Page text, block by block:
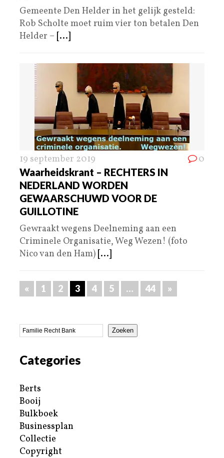
Gemeente Den Helder in het gelijk gesteld:
Rob Scholte moet ruim vier ton betalen Den
Helder – [...]
19 september 2019 0
Waarheidskrant – RECHTERS IN
NEDERLAND WORDEN
GEWAARSCHUWD VOOR DE
GUILLOTINE
Gewraakt wegens Deelneming aan een
Criminele Organisatie, Weg Wezen! (foto
Nico van den Ham) [...]
« 1 2 3 4 5 … 44 »
Zoeken
Categories
Berts
Booij
Bulkboek
Businessplan
Collectie
Copyright